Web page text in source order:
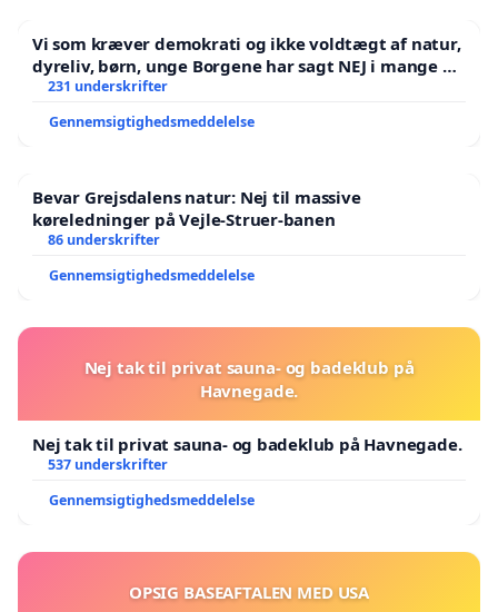
Vi som kræver demokrati og ikke voldtægt af natur,
dyreliv, børn, unge Borgene har sagt NEJ i mange år.
Der er
231 underskrifter
Gennemsigtighedsmeddelelse
Bevar Grejsdalens natur: Nej til massive
køreledninger på Vejle-Struer-banen
86 underskrifter
Gennemsigtighedsmeddelelse
Nej tak til privat sauna- og badeklub på
Havnegade.
Nej tak til privat sauna- og badeklub på Havnegade.
537 underskrifter
Gennemsigtighedsmeddelelse
OPSIG BASEAFTALEN MED USA